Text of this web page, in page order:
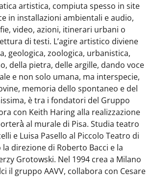
artistica, compiuta spesso in site
in installazioni ambientali e audio,
video, azioni, itinerari urbani o
di testi. L’agire artistico diviene
geologica, zoologica, urbanistica,
della pietra, delle argille, dando voce
e non solo umana, ma interspecie,
memoria dello spontaneo e del
è tra i fondatori del Gruppo
con Keith Haring alla realizzazione
al murale di Pisa. Studia teatro
e Luisa Pasello al Piccolo Teatro di
direzione di Roberto Bacci e la
Grotowski. Nel 1994 crea a Milano
il gruppo AAVV, collabora con Cesare